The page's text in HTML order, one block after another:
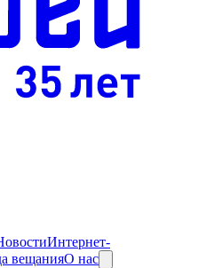
Интернет-
вещанияО нас